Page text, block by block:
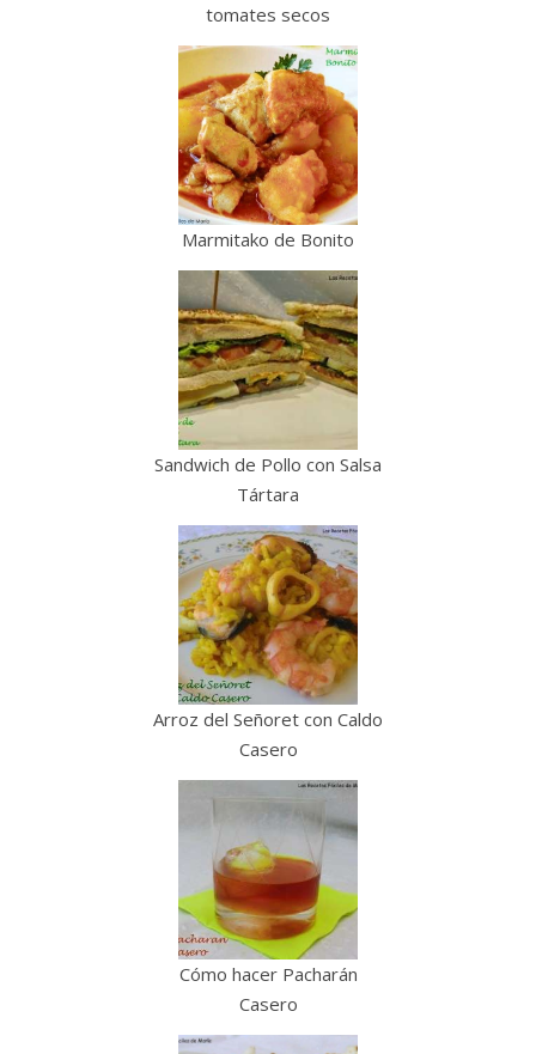
tomates secos
Marmitako de Bonito
Sandwich de Pollo con Salsa
Tártara
Arroz del Señoret con Caldo
Casero
Cómo hacer Pacharán
Casero